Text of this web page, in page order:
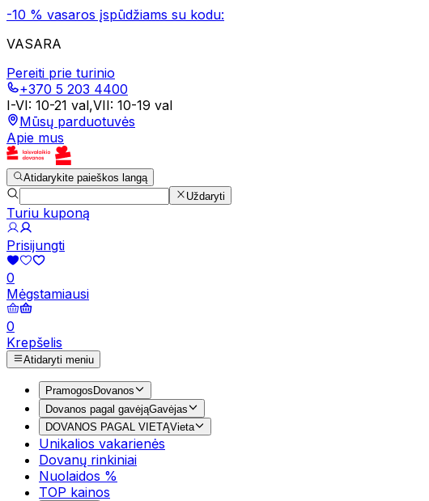
-10 % vasaros įspūdžiams su kodu:
VASARA
Pereiti prie turinio
+370 5 203 4400
I-VI: 10-21 val,VII: 10-19 val
Mūsų parduotuvės
Apie mus
Atidarykite paieškos langą
Uždaryti
Turiu kuponą
Prisijungti
0
Mėgstamiausi
0
Krepšelis
Atidaryti meniu
Pramogos Dovanos
Dovanos pagal gavėjąGavėjas
DOVANOS PAGAL VIETĄVieta
Unikalios vakarienės
Dovanų rinkiniai
Nuolaidos %
TOP kainos